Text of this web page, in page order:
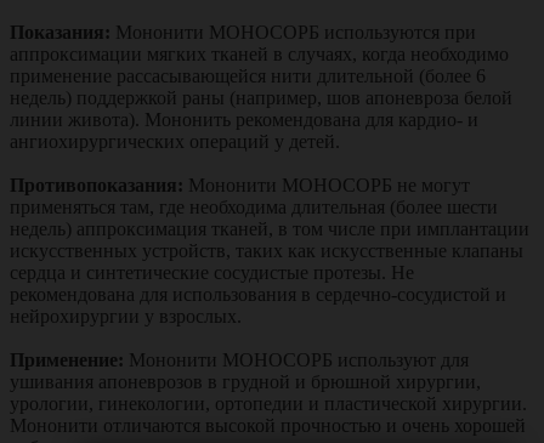
Показания: Мононити МОНОСОРБ используются при
аппроксимации мягких тканей в случаях, когда необходимо
применение рассасывающейся нити длительной (более 6
недель) поддержкой раны (например, шов апоневроза белой
линии живота). Мононить рекомендована для кардио- и
ангиохирургических операций у детей.
Противопоказания: Мононити МОНОСОРБ не могут
применяться там, где необходима длительная (более шести
недель) аппроксимация тканей, в том числе при имплантации
искусственных устройств, таких как искусственные клапаны
сердца и синтетические сосудистые протезы. Не
рекомендована для использования в сердечно-сосудистой и
нейрохирургии у взрослых.
Применение: Мононити МОНОСОРБ используют для
ушивания апоневрозов в грудной и брюшной хирургии,
урологии, гинекологии, ортопедии и пластической хирургии.
Мононити отличаются высокой прочностью и очень хорошей